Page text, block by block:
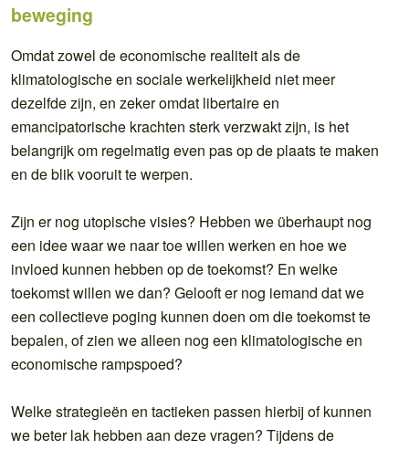
beweging
Omdat zowel de economische realiteit als de
klimatologische en sociale werkelijkheid niet meer
dezelfde zijn, en zeker omdat libertaire en
emancipatorische krachten sterk verzwakt zijn, is het
belangrijk om regelmatig even pas op de plaats te maken
en de blik vooruit te werpen.
Zijn er nog utopische visies? Hebben we überhaupt nog
een idee waar we naar toe willen werken en hoe we
invloed kunnen hebben op de toekomst? En welke
toekomst willen we dan? Gelooft er nog iemand dat we
een collectieve poging kunnen doen om die toekomst te
bepalen, of zien we alleen nog een klimatologische en
economische rampspoed?
Welke strategieën en tactieken passen hierbij of kunnen
we beter lak hebben aan deze vragen? Tijdens de